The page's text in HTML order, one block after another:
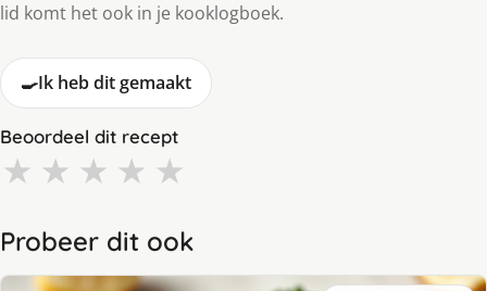
lid komt het ook in je kooklogboek.
🍳Ik heb dit gemaakt
Beoordeel dit recept
★ ★ ★ ★ ★
Probeer dit ook